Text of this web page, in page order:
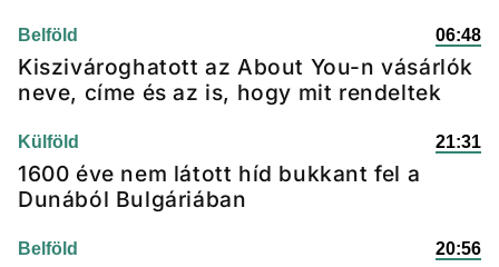
Belföld 06:48
Kiszivároghatott az About You-n vásárlók
neve, címe és az is, hogy mit rendeltek
Külföld 21:31
1600 éve nem látott híd bukkant fel a
Dunából Bulgáriában
Belföld 20:56